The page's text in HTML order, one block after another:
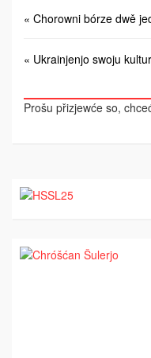
« Chorowni bórze dwě
« Ukrainjenjo swoju
Prošu přizjewće so,